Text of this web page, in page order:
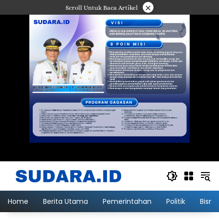
ke
Scroll Untuk Baca Artikel ×
Home Berita Utama Pemerintahan Politik